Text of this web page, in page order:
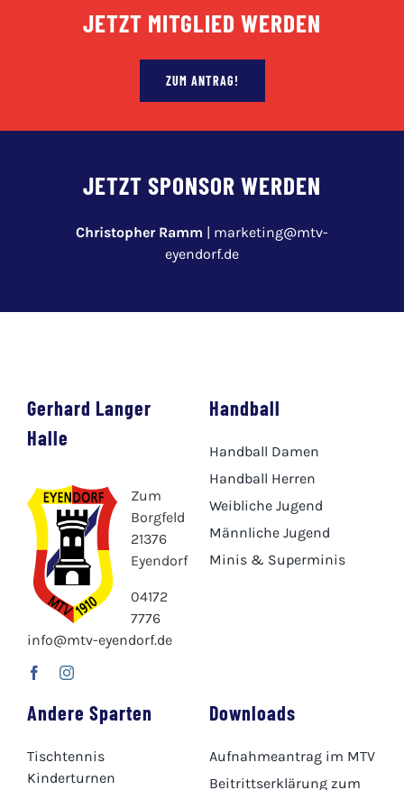
JETZT MITGLIED WERDEN
ZUM ANTRAG!
JETZT SPONSOR WERDEN
Christopher Ramm | marketing@mtv-
eyendorf.de
Gerhard Langer
Halle
Zum
Borgfeld
21376
Eyendorf
04172
7776
info@mtv-eyendorf.de
Handball
Handball Damen
Handball Herren
Weibliche Jugend
Männliche Jugend
Minis & Superminis
Andere Sparten
Tischtennis
Kinderturnen
Downloads
Aufnahmeantrag im MTV
Beitrittserklärung zum